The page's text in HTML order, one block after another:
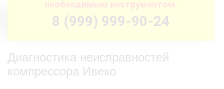
необходимым инструментом.
8 (999) 999-90-24
Диагностика неисправностей
компрессора Ивеко